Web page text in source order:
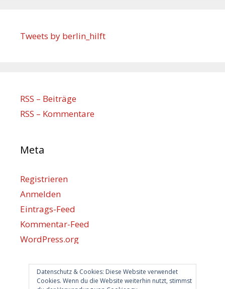
Datenschutz & Cookies: Diese Website verwendet
Cookies. Wenn du die Website weiterhin nutzt, stimmst
Tweets by berlin_hilft
RSS – Beiträge
RSS – Kommentare
Meta
Registrieren
Anmelden
Eintrags-Feed
Kommentar-Feed
WordPress.org
Berlin hilft